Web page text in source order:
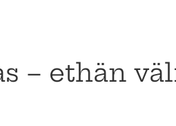
– ethän